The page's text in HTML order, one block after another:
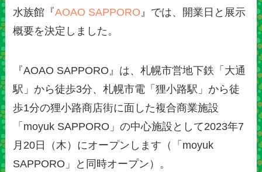
水族館『AOAO SAPPORO 』では、開業日と展示
概要を決定しました。
『AOAO SAPPORO』は、札幌市営地下鉄「大通
駅」から徒歩3分、札幌市電「狸小路駅」から徒
歩1分の狸小路商店街に面した複合商業施設
「moyuk SAPPORO」の中心施設として2023年7
月20日（木）にオープンします（「moyuk
SAPPORO」と同時オープン）。